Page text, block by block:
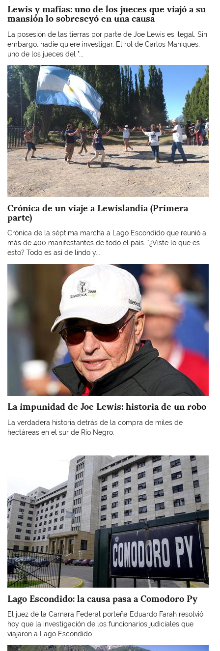
Lewis y mafias: uno de los jueces que viajó a su
mansión lo sobreseyó en una causa
La posesión de las tierras por parte de Joe Lewis es ilegal. Sin
embargo, nadie quiere investigar. El rol de Carlos Mahiques,
uno de los jueces del "...
Imagen
Crónica de un viaje a Lewislandia (Primera
parte)
Crónica de la séptima marcha a Lago Escondido que reunió a
más de 400 manifestantes de todo el país. “¿Viste lo que es
esto? Todo es así de lindo y...
La impunidad de Joe Lewis: historia de un robo
La verdadera historia detrás de la compra de miles de
hectáreas en el sur de Río Negro.
Lago Escondido: la causa pasa a Comodoro Py
El juez de la Camara Federal porteña Eduardo Farah resolvió
hoy que la investigación de los funcionarios judiciales que
viajaron a Lago Escondido...
Imagen